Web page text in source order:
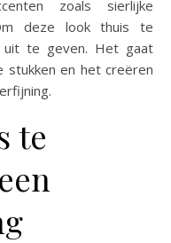
zoals sierlijke
deze look thuis te
te geven. Het gaat
stukken en het creëren
te